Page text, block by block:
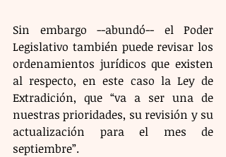
Sin embargo --abundó-- el Poder
Legislativo también puede revisar los
ordenamientos jurídicos que existen
al respecto, en este caso la Ley de
Extradición, que “va a ser una de
nuestras prioridades, su revisión y su
actualización para el mes de
septiembre”.